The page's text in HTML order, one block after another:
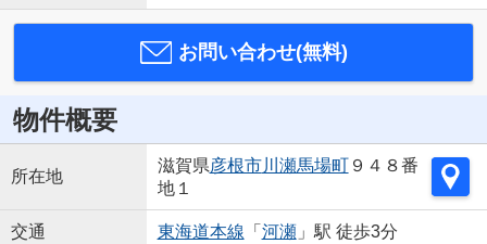
お問い合わせ(無料)
物件概要
所在地
滋賀県彦根市川瀬馬場町９４８番
地１
交通 東海道本線 「 河瀬」駅 徒歩3分